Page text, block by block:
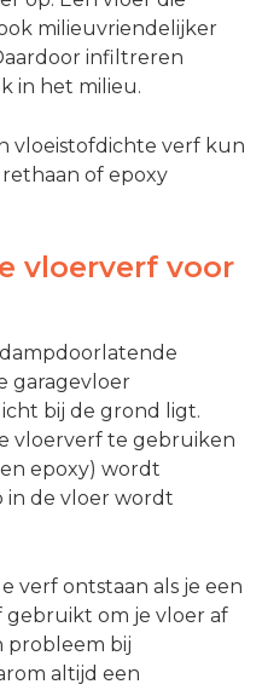
milieuvriendelijker
infiltreren
in het milieu.
vloeistofdichte verf kun
of epoxy
vloerverf voor
garagevloer
bij de grond ligt.
vloerverf te gebruiken
epoxy) wordt
in de vloer wordt
verf ontstaan als je een
om je vloer af
probleem bij
altijd een